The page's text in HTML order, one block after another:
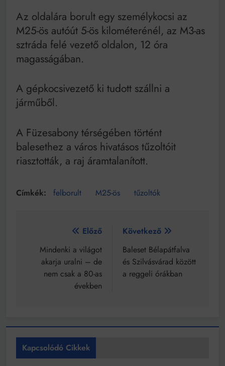
as években
Bitumenes lapostetők: a bevált technológia akkor
működik, ha jól van felújítva
Az oldalára borult egy személykocsi az
M25-ös autóút 5-ös kilométerénél, az M3-as
sztráda felé vezető oldalon, 12 óra
magasságában.
A gépkocsivezető ki tudott szállni a
járműből.
A Füzesabony térségében történt
balesethez a város hivatásos tűzoltóit
riasztották, a raj áramtalanított.
felborult M25-ös tűzoltók
Bejegyzés
navigáció
Előző
Mindenki a világot
akarja uralni – de
nem csak a 80-as
években
Következő
Baleset Bélapátfalva
és Szilvásvárad között
a reggeli órákban
Kapcsolódó Cikkek